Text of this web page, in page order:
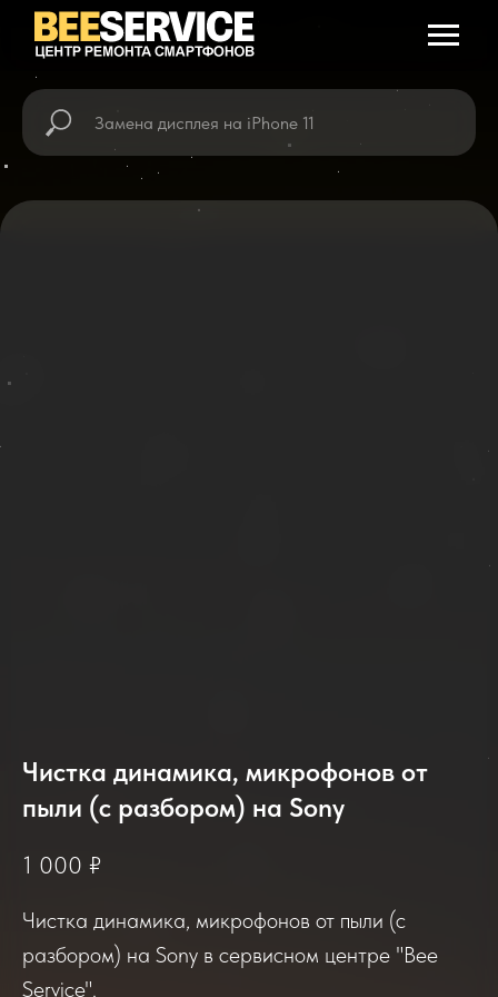
Чистка динамика, микрофонов от
пыли (с разбором) на Sony
1 000 ₽
Чистка динамика, микрофонов от пыли (с
разбором) на Sony в сервисном центре "Bee
Service".
Если вы обращались в наш сервисный центр,
просим вас поделиться своим отзывом. Нам
очень важно услышать ваше мнение о
Отзывы о нашем сервисе